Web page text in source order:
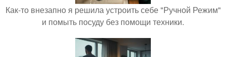
Как-то внезапно я решила устроить себе "Ручной Режим"
и помыть посуду без помощи техники.